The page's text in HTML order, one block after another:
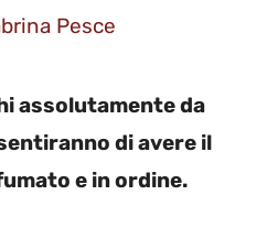
Pesce
assolutamente da
di avere il
e in ordine.